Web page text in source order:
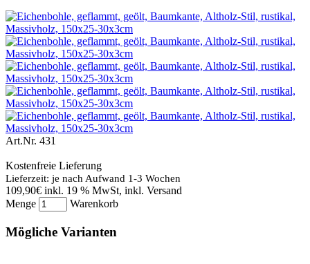
Art.Nr. 431
Kostenfreie Lieferung
Lieferzeit: je nach Aufwand 1-3 Wochen
109,90€ inkl. 19 % MwSt, inkl. Versand
Menge
Warenkorb
Mögliche Varianten